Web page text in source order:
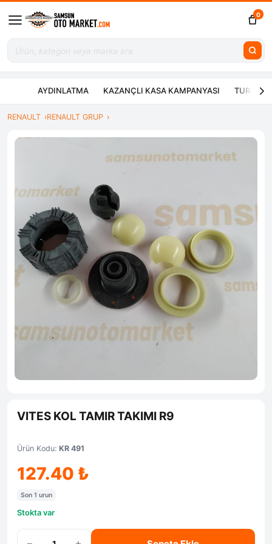
0
AYDINLATMA KAZANÇLI KASA KAMPANYASI TURBO
RENAULT RENAULT GRUP
VITES KOL TAMIR TAKIMI R9
Ürün Kodu: KR 491
127.40 ₺
Son 1 urun
Stokta var